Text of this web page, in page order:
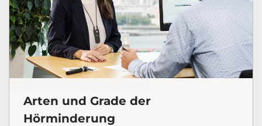
Arten und Grade der
Hörminderung